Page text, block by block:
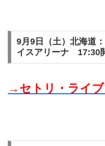
9月9日（土）北海道
イスアリーナ 17:30
→セトリ・ライ